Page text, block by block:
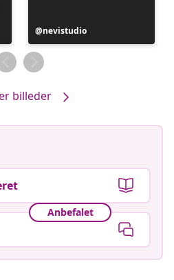
Opslag
offentliggjort
af
nevistudio
billeder
Anbefalet